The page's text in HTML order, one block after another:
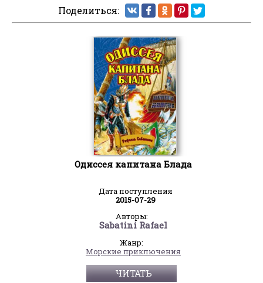
Поделиться:
Одиссея капитана Блада
Дата поступления
2015-07-29
Авторы:
Sabatini Rafael
Жанр:
Морские приключения
ЧИТАТЬ